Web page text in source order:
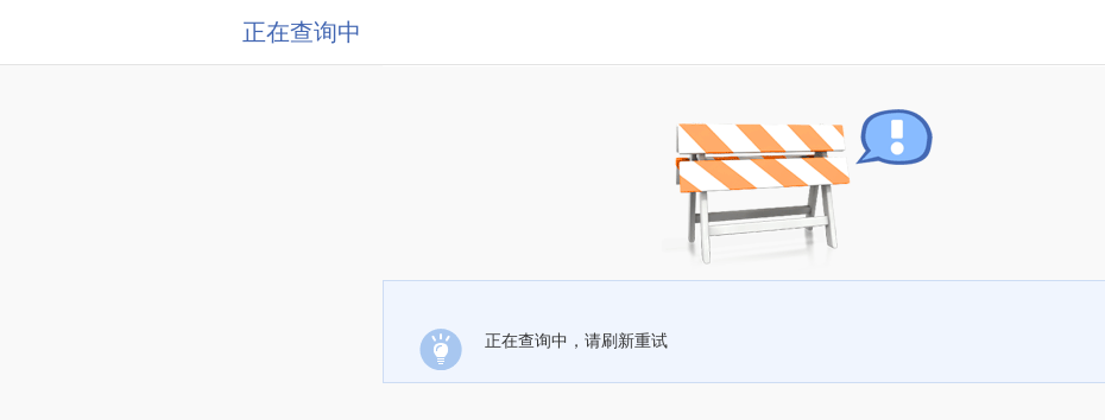
正在查询中
正在查询中，请刷新重试